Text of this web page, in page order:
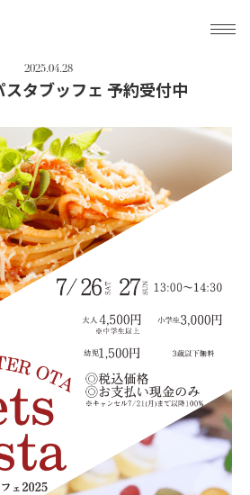
＆パスタブッフェ 予約受付中
2025.04.28
スタブッフェ 予約受付中